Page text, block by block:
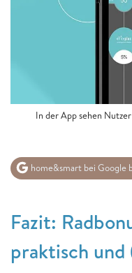
In der App sehen
home&smart bei Google
Fazit:
praktisch